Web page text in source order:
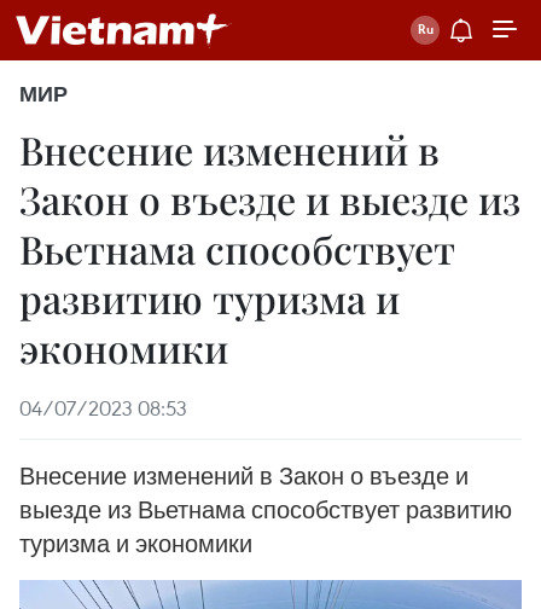
МИР
Внесение изменений в
Закон о въезде и выезде из
Вьетнама способствует
развитию туризма и
экономики
04/07/2023 08:53
Внесение изменений в Закон о въезде и
выезде из Вьетнама способствует развитию
туризма и экономики